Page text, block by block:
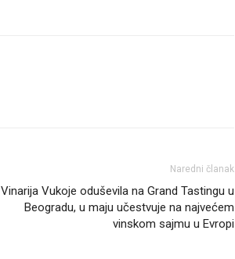
Naredni članak
Vinarija Vukoje oduševila na Grand Tastingu u
Beogradu, u maju učestvuje na najvećem
vinskom sajmu u Evropi